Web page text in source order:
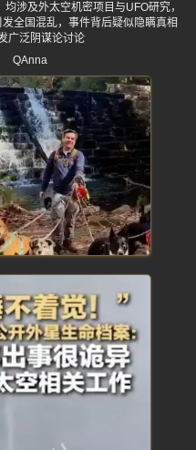
涉及外太空机密项目与UFO研究，
全国混乱，事件背后疑似隐瞒真相
广泛阴谋论讨论
QAnna